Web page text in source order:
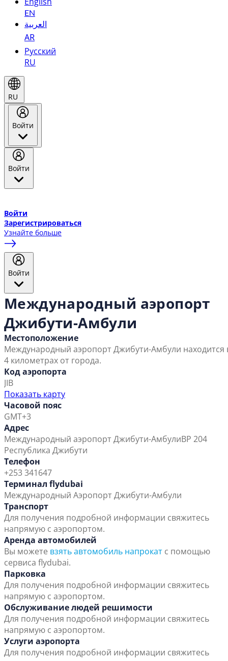
EN
العربية
AR
Русский
RU
RU
Войти
Войти
Войти
Зарегистрироваться
Узнайте больше
Войти
Международный аэропорт
Джибути-Амбули
Местоположение
Международный аэропорт Джибути-Амбули находится
4 километрах от города.
Код аэропорта
JIB
Показать карту
Часовой пояс
GMT+3
Адрес
Международный аэропорт Джибути-АмбулиBP 204
Республика Джибути
Телефон
+253 341647
Терминал flydubai
Международный Аэропорт Джибути-Амбули
Транспорт
Для получения подробной информации свяжитесь
напрямую с аэропортом.
Аренда автомобилей
Вы можете взять автомобиль напрокат с помощью
сервиса flydubai.
Парковка
Для получения подробной информации свяжитесь
напрямую с аэропортом.
Обслуживание людей решимости
Для получения подробной информации свяжитесь
напрямую с аэропортом.
Услуги аэропорта
Для получения подробной информации свяжитесь